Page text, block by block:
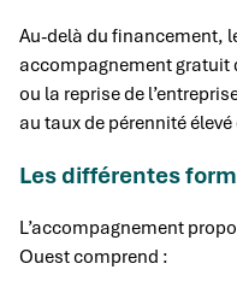
Au-delà du financement,
accompagnement gratuit
ou la reprise de
au taux de pérennité
Les différentes
L’accompagnement
Ouest comprend :